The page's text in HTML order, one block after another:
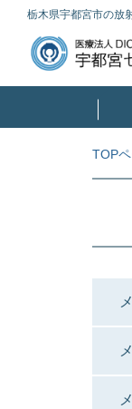
栃木県宇都宮市の放
TOP